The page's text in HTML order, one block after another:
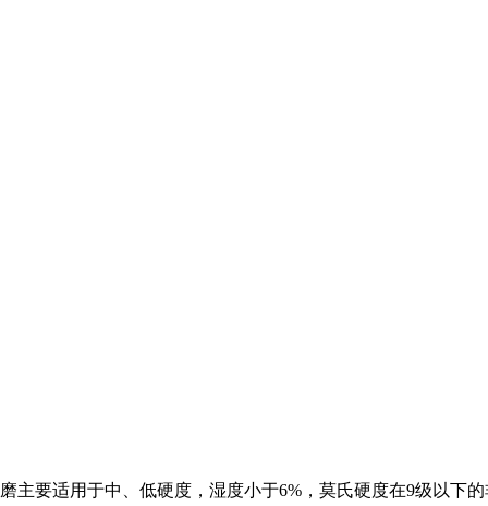
主要适用于中、低硬度，湿度小于6%，莫氏硬度在9级以下